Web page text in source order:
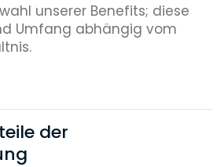
unserer Benefits; diese
Umfang abhängig vom
der